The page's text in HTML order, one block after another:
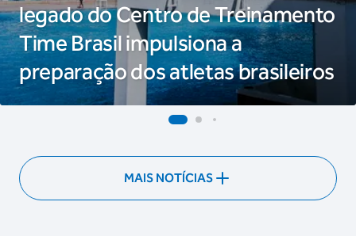
legado do Centro de Treinamento
Time Brasil impulsiona a
preparação dos atletas brasileiros
MAIS NOTÍCIAS